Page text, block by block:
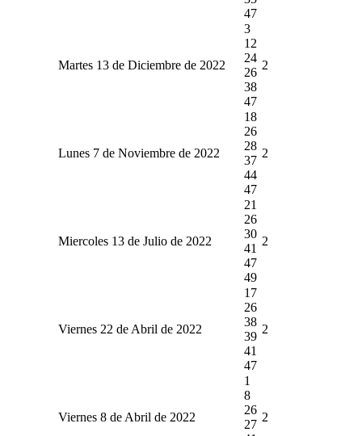
47
Martes 13 de Diciembre de 2022
3
12
24
26
38
47
2
Lunes 7 de Noviembre de 2022
18
26
28
37
44
47
2
Miercoles 13 de Julio de 2022
21
26
30
41
47
49
2
Viernes 22 de Abril de 2022
17
26
38
39
41
47
2
Viernes 8 de Abril de 2022
1
8
26
27
2